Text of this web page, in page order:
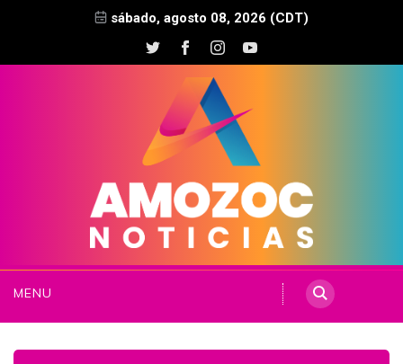
sábado, agosto 08, 2026 (CDT)
MENU